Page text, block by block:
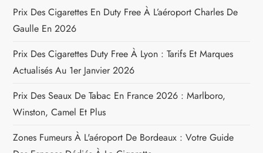
’
a
r
t
i
Prix Des Cigarettes En Duty Free À L’aéroport Charles De
Gaulle En 2026
Prix Des Cigarettes Duty Free À Lyon : Tarifs Et Marques
Actualisés Au 1er Janvier 2026
Prix Des Seaux De Tabac En France 2026 : Marlboro,
Winston, Camel Et Plus
Zones Fumeurs À L'aéroport De Bordeaux : Votre Guide